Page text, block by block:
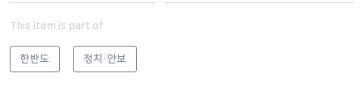
This item is part of
한반도 정치·안보